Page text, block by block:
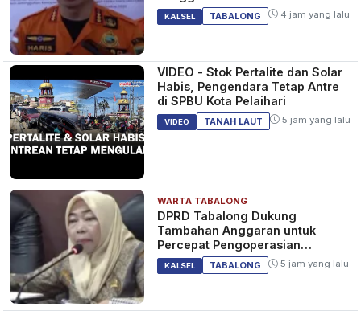
KALSEL TABALONG 4 jam yang lalu
VIDEO - Stok Pertalite dan Solar
Habis, Pengendara Tetap Antre
di SPBU Kota Pelaihari
VIDEO TANAH LAUT 5 jam yang lalu
WARTA TABALONG
DPRD Tabalong Dukung
Tambahan Anggaran untuk
Percepat Pengoperasian
Bandara Warukin
KALSEL TABALONG 5 jam yang lalu